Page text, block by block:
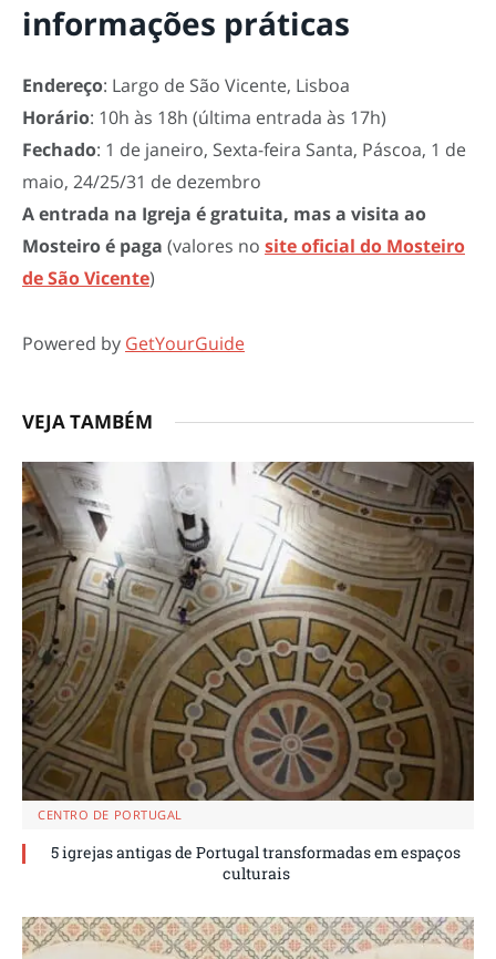
informações práticas
Endereço: Largo de São Vicente, Lisboa
Horário: 10h às 18h (última entrada às 17h)
Fechado: 1 de janeiro, Sexta-feira Santa, Páscoa, 1 de
maio, 24/25/31 de dezembro
A entrada na Igreja é gratuita, mas a visita ao
Mosteiro é paga (valores no site oficial do Mosteiro
de São Vicente)
Powered by GetYourGuide
VEJA TAMBÉM
CENTRO DE PORTUGAL
5 igrejas antigas de Portugal transformadas em espaços
culturais